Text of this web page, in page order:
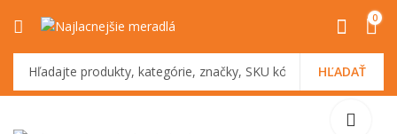
0
HĽADAŤ